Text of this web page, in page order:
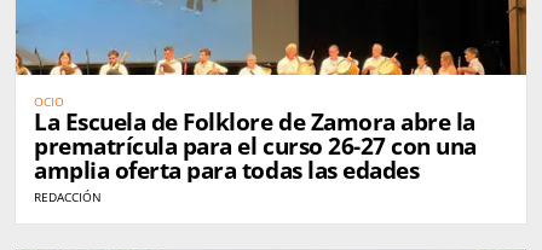
OCIO
La Escuela de Folklore de Zamora abre la
prematrícula para el curso 26-27 con una
amplia oferta para todas las edades
REDACCIÓN